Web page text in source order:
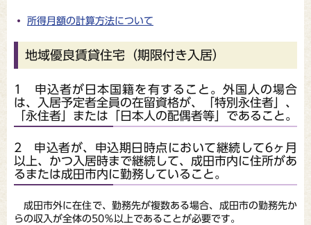
所得月額の計算方法について
地域優良賃貸住宅（期限付き入居）
1 申込者が日本国籍を有すること。外国人の場合
は、入居予定者全員の在留資格が、「特別永住者」、
「永住者」または「日本人の配偶者等」であること。
2 申込者が、申込期日時点において継続して6ヶ月
以上、かつ入居時まで継続して、成田市内に住所があ
るまたは成田市内に勤務していること。
成田市外に在住で、勤務先が複数ある場合、成田市の勤務先か
らの収入が全体の50％以上であることが必要です。